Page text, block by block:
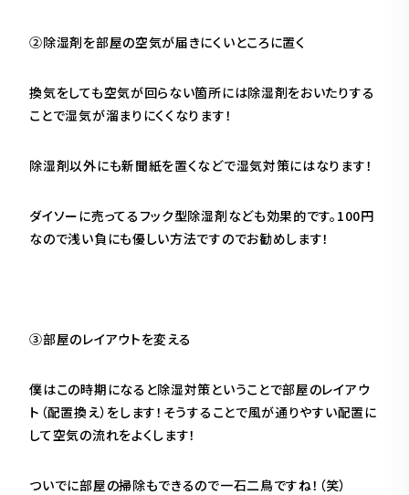
②除湿剤を部屋の空気が届きにくいところに置く
換気をしても空気が回らない箇所には除湿剤をおいたりする
ことで湿気が溜まりにくくなります！
除湿剤以外にも新聞紙を置くなどで湿気対策にはなります！
ダイソーに売ってるフック型除湿剤なども効果的です。100円
なので浅い負にも優しい方法ですのでお勧めします！
③部屋のレイアウトを変える
僕はこの時期になると除湿対策ということで部屋のレイアウ
ト（配置換え）をします！そうすることで風が通りやすい配置に
して空気の流れをよくします！
ついでに部屋の掃除もできるので一石二鳥ですね！（笑）